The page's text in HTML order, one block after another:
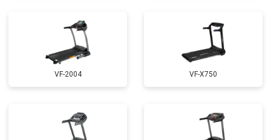
VF-2004 VF-X750